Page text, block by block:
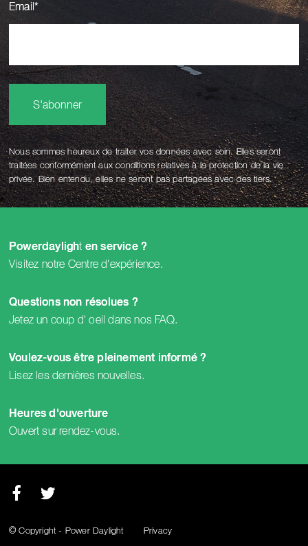
Email *
S'abonner
Nous sommes heureux de traiter vos données avec soin. Elles seront
traitées conformément aux conditions relatives à la protection de la vie
privée. Bien entendu, elles ne seront pas partagées avec des tiers.
Powerdaylight en service ?
Visitez notre Centre d'expérience.
Questions non résolues ?
Jetez un coup d' oeil dans nos FAQ.
Voulez-vous être pleinement informé ?
Lisez les dernières nouvelles.
Heures d'ouverture
Ouvert surrendez-vous.
© Copyright - Power Daylight Privacy
Facebook